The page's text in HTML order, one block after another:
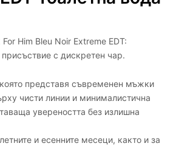
Him Bleu Noir Extreme EDT:
с дискретен чар.
представя съвременен мъжки
чисти линии и минималистична
увереността без излишна
и есенните месеци, както и за